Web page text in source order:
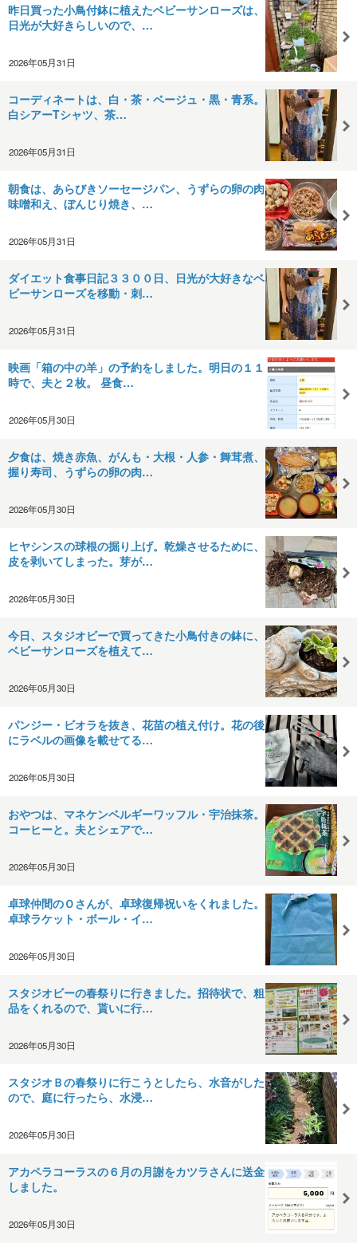
昨日買った小鳥付鉢に植えたベビーサンローズは、
日光が大好きらしいので、…
2026年05月31日
コーディネートは、白・茶・ベージュ・黒・青系。
白シアーTシャツ、茶…
2026年05月31日
朝食は、あらびきソーセージパン、うずらの卵の肉
味噌和え、ぼんじり焼き、…
2026年05月31日
ダイエット食事日記３３００日、日光が大好きなベ
ビーサンローズを移動・刺…
2026年05月31日
映画「箱の中の羊」の予約をしました。明日の１１
時で、夫と２枚。 昼食…
2026年05月30日
夕食は、焼き赤魚、がんも・大根・人参・舞茸煮、
握り寿司、うずらの卵の肉…
2026年05月30日
ヒヤシンスの球根の掘り上げ。乾燥させるために、
皮を剥いてしまった。芽が…
2026年05月30日
今日、スタジオビーで買ってきた小鳥付きの鉢に、
ベビーサンローズを植えて…
2026年05月30日
パンジー・ビオラを抜き、花苗の植え付け。花の後
にラベルの画像を載せてる…
2026年05月30日
おやつは、マネケンベルギーワッフル・宇治抹茶。
コーヒーと。夫とシェアで…
2026年05月30日
卓球仲間のＯさんが、卓球復帰祝いをくれました。
卓球ラケット・ボール・イ…
2026年05月30日
スタジオビーの春祭りに行きました。招待状で、粗
品をくれるので、貰いに行…
2026年05月30日
スタジオＢの春祭りに行こうとしたら、水音がした
ので、庭に行ったら、水浸…
2026年05月30日
アカペラコーラスの６月の月謝をカツラさんに送金
しました。
2026年05月30日